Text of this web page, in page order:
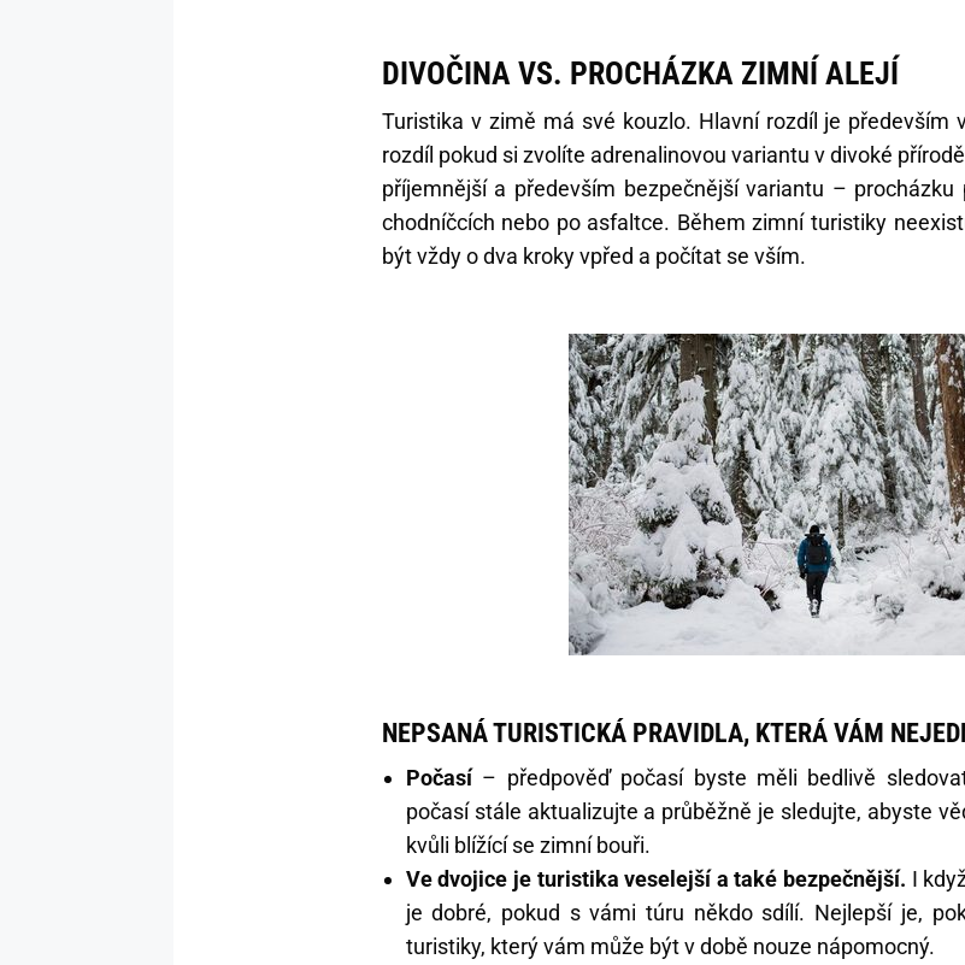
DIVOČINA VS. PROCHÁZKA ZIMNÍ ALEJÍ
Turistika v zimě má své kouzlo. Hlavní rozdíl je především
rozdíl pokud si zvolíte adrenalinovou variantu v divoké
příjemnější a především bezpečnější variantu – procházku
chodníčcích nebo po asfaltce. Během zimní turistiky
být vždy o dva kroky vpřed a počítat se vším.
NEPSANÁ TURISTICKÁ PRAVIDLA, KTERÁ VÁM
Počasí– předpověď počasí byste měli bedlivě
počasí stále aktualizujte a průběžně je sledujte, abyste
kvůli blížící se zimní bouři.
Ve dvojice je turistika veselejší a také bezpečnější. I
je dobré, pokud s vámi túru někdo sdílí. Nejlepší je,
turistiky, který vám může být v době nouze nápomocný.